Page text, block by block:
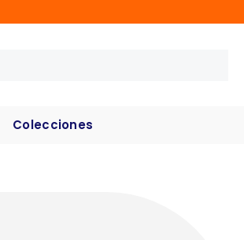
Colecciones